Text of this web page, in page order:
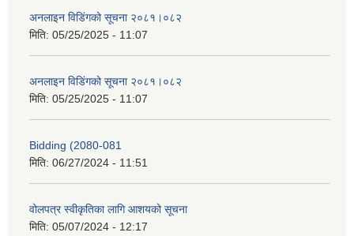
अनलाइन विडि‌ं‍गको सूचना २०८१।०८२
मिति: 05/25/2025 - 11:07
अनलाइन विडि‌ं‍गको सूचना २०८१।०८२
मिति: 05/25/2025 - 11:07
Bidding (2080-081
मिति: 06/27/2024 - 11:51
वोलपत्र स्वीकृतिका लागि आशयको सूचना
मिति: 05/07/2024 - 12:17